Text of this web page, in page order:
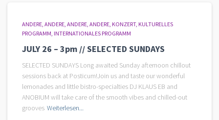
ANDERE ANDERE ANDERE ANDERE KONZERT KULTURELLES
PROGRAMM INTERNATIONALES PROGRAMM
JULY 26 – 3pm // SELECTED SUNDAYS
SELECTED SUNDAYS Long awaited Sunday afternoon chillout
sessions back at Posticum!Join us and taste our wonderful
lemonades and little bistro-specialties DJ KLAUS EB and
ANOBIUM will take care of the smooth vibes and chilled-out
grooves Weiterlesen...